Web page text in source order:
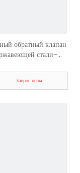
обратный клапан
стали-
Запрос цены